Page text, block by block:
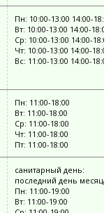
Пн: 10:00-13:00 14:00-
Вт: 10:00-13:00 14:00-18:00
Ср: 10:00-13:00 14:00-18:00
Чт: 10:00-13:00 14:00-18:00
Вс: 11:00-13:00 14:00-18:00
Пн: 11:00-18:00
Вт: 11:00-18:00
Ср: 11:00-18:00
Чт: 11:00-18:00
Пт: 11:00-18:00
санитарный день:
последний день месяца
Пн: 11:00-19:00
Вт: 11:00-19:00